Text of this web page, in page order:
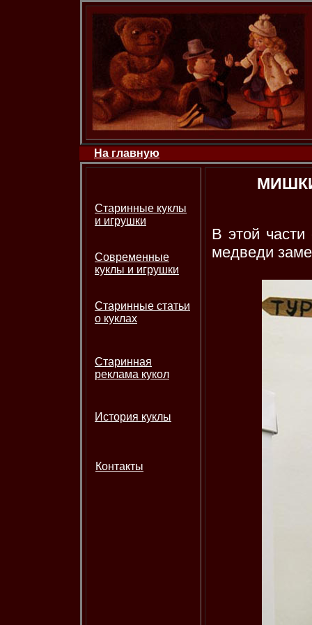
На главную
Старинные куклы
и игрушки
Современные
куклы и игрушки
Старинные статьи
о куклах
Старинная
реклама кукол
История куклы
Контакты
В этой
медведи